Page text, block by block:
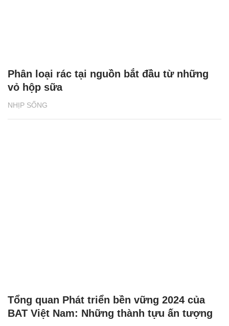
NHỊP SỐNG
Phân loại rác tại nguồn bắt đầu từ những
vỏ hộp sữa
Tổng quan Phát triển bền vững 2024 của
BAT Việt Nam: Những thành tựu ấn tượng